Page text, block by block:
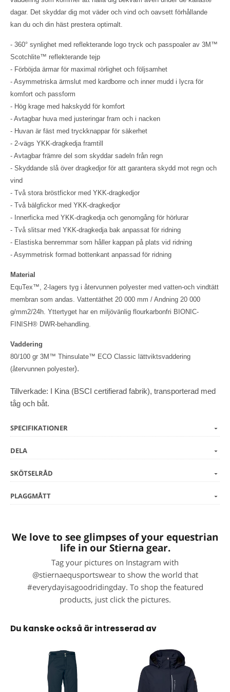
dagar. Det skyddar dig mot väder och vind och oavsett förhållande
kan du och din häst prestera optimalt.
- 360° synlighet med reflekterande logo tryck och passpoaler av 3M™
Scotchlite™ reflekterande tejp
- Förböjda ärmar för maximal rörlighet och följsamhet
- Asymmetriska ärmslut med kardborre och inner mudd i lycra för
komfort och passform
- Hög krage med hakskydd för komfort
- Avtagbar huva med justeringar fram och i nacken
- Huvan är fäst med tryckknappar för säkerhet
- 2-vägs YKK-dragkedja framtill
- Avtagbar främre del som skyddar sadeln från regn
- Skyddande slå över dragkedjor för att garantera skydd mot regn och
vind
- Två stora bröstfickor med YKK-dragkedjor
- Två bälgfickor med YKK-dragkedjor
- Innerficka med YKK-dragkedja och genomgång för hörlurar
- Två slitsar med YKK-dragkedja bak anpassat för ridning
- Elastiska benremmar som håller kappan på plats vid ridning
- Asymmetrisk formad bottenkant anpassad för ridning
Material
EquTex™, 2-lagers tyg i återvunnen polyester med vatten-och vindtätt
membran som andas. Vattentäthet 20 000 mm / Andning 20 000
g/mm2/24h. Yttertyget har en miljövänlig flourkarbonfri BIONIC-
FINISH® DWR-behandling.
Vaddering
80/100 gr 3M™ Thinsulate™ ECO Classic lättviktsvaddering
(återvunnen polyester).
Tillverkade: I Kina (BSCI certifierad fabrik), transporterad med
tåg och båt.
SPECIFIKATIONER
DELA
SKÖTSELRÅD
PLAGGMÅTT
We love to see glimpses of your equestrian
life in our Stierna gear.
Tag your pictures on Instagram with
@stiernaequsportswear to show the world that
#everydayisagoodridingday. To shop the featured
products, just click the pictures.
Du kanske också är intresserad av